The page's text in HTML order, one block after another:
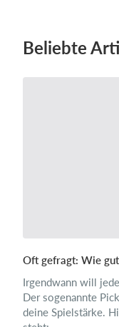
Beliebte
Oft gefragt: Wie
Irgendwann will
Der sogenannte
deine Spielstärke.